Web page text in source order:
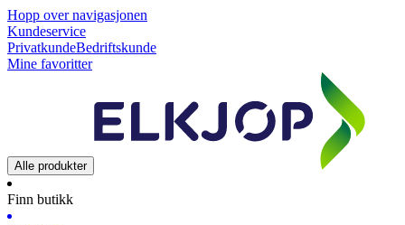
Hopp over navigasjonen
Kundeservice
PrivatkundeBedriftskunde
Mine favoritter
Alle produkter
Finn butikk